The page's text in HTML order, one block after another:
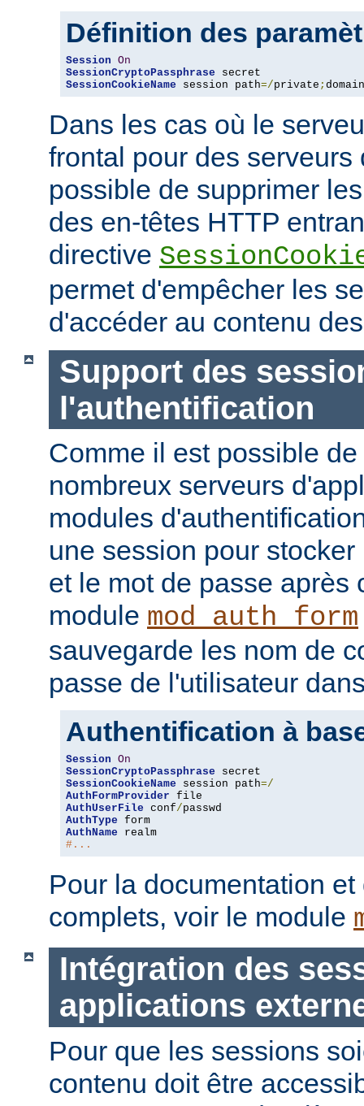
Définition des
Session On
SessionCryptoPassphrase
SessionCookieName session path=/private ; domain
Dans les cas où le
frontal pour des
possible de supprimer
des en-têtes HTTP
directive
permet d'empêcher les
d'accéder au contenu
Support des
l'authentification
Comme il est possible
nombreux serveurs
modules
une session pour
et le mot de passe après
module mod_auth_form
sauvegarde les nom de
passe de l'utilisateur
Authentification à
Session On
SessionCryptoPassphrase
SessionCookieName session path=/
AuthFormProvider
AuthUserFile conf/
AuthType
AuthName
#...
Pour la documentation
complets, voir le module
Intégration des
applications
Pour que les sessions
contenu doit être